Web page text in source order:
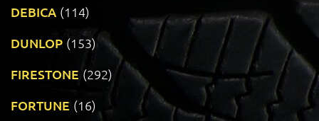
DEBICA (114)
DUNLOP (153)
FIRESTONE (292)
FORTUNE (16)